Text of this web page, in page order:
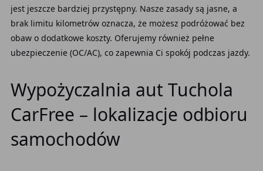
jest jeszcze bardziej przystępny. Nasze zasady są jasne, a
brak limitu kilometrów oznacza, że możesz podróżować bez
obaw o dodatkowe koszty. Oferujemy również pełne
ubezpieczenie (OC/AC), co zapewnia Ci spokój podczas jazdy.
Wypożyczalnia aut Tuchola
CarFree – lokalizacje odbioru
samochodów